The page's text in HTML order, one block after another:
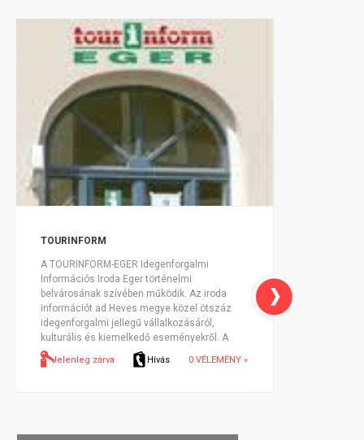
TOURINFORM
A TOURINFORM-EGER Idegenforgalmi
Információs Iroda Eger történelmi
belvárosának szívében működik. Az iroda
információt ad Heves megye közel ötszáz
idegenforgalmi jellegű vállalkozásáról,
kulturális és kiemelkedő eseményekről. A
megye és Eger város speciális és
kiemelkedő vonzere...
Jelenleg zárva Hívás 0 VÉLEMÉNY »